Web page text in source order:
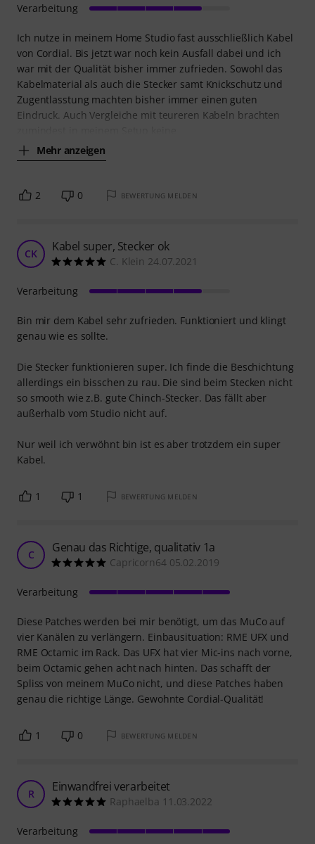
Ich nutze in meinem Home Studio fast ausschließlich Kabel
von Cordial. Bis jetzt war noch kein Ausfall dabei und ich
war mit der Qualität bisher immer zufrieden. Sowohl das
Kabelmaterial als auch die Stecker samt Knickschutz und
Zugentlasstung machten bisher immer einen guten
Eindruck. Auch Vergleiche mit teureren Kabeln brachten
Mehr anzeigen
Verarbeitung
2 0 BEWERTUNG MELDEN
CK Kabel super, Stecker ok
C. Klein 24.07.2021
Bin mir dem Kabel sehr zufrieden. Funktioniert und klingt
genau wie es sollte.
Die Stecker funktionieren super. Ich finde die Beschichtung
allerdings ein bisschen zu rau. Die sind beim Stecken nicht
so smooth wie z.B. gute Chinch-Stecker. Das fällt aber
außerhalb vom Studio nicht auf.
Nur weil ich verwöhnt bin ist es aber trotzdem ein super
Kabel.
Verarbeitung
1 1 BEWERTUNG MELDEN
C Genau das Richtige, qualitativ 1a
Capricorn64 05.02.2019
Diese Patches werden bei mir benötigt, um das MuCo auf
vier Kanälen zu verlängern. Einbausituation: RME UFX und
RME Octamic im Rack. Das UFX hat vier Mic-ins nach vorne,
beim Octamic gehen acht nach hinten. Das schafft der
Spliss von meinem MuCo nicht, und diese Patches haben
genau die richtige Länge. Gewohnte Cordial-Qualität!
Verarbeitung
1 0 BEWERTUNG MELDEN
R Einwandfrei verarbeitet
Raphaelba 11.03.2022
Verarbeitung